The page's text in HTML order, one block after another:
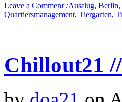
Leave a Comment :Ausflug, Berlin,
Quartiersmanagement, Tiergarten,
Chillout21